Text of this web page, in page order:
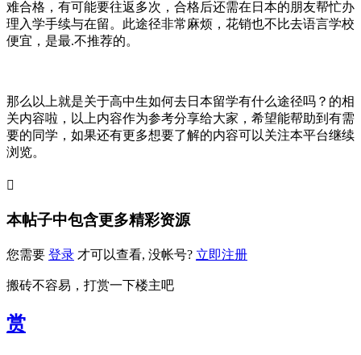
难合格，有可能要往返多次，合格后还需在日本的朋友帮忙办
理入学手续与在留。此途径非常麻烦，花销也不比去语言学校
便宜，是最.不推荐的。
那么以上就是关于高中生如何去日本留学有什么途径吗？的相
关内容啦，以上内容作为参考分享给大家，希望能帮助到有需
要的同学，如果还有更多想要了解的内容可以关注本平台继续
浏览。

本帖子中包含更多精彩资源
您需要 登录 才可以查看, 没帐号? 立即注册
搬砖不容易，打赏一下楼主吧
赏